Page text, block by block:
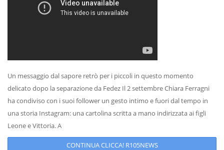
Un messaggio dal sapore retrò per i piccoli in questo momento
delicato dopo la separazione da Fedez Il 2 settembre Chiara Ferragni
ha condiviso con i suoi follower un gesto intimo e fuori dal tempo in
una storia Instagram: una cartolina scritta a mano indirizzata ai figli
Leone e Vittoria. A
CONTINUA CLICCA! R105NEWS